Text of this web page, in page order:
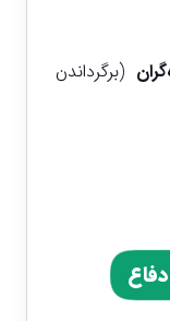
(برگرداندن